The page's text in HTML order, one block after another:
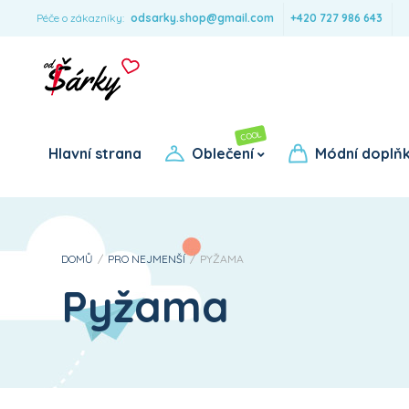
Péče o zákazníky: odsarky.shop@gmail.com +420 727 986 643
Hlavní strana Oblečení
COOL
Pro dívky Pro chlapce
Módní
DOMŮ / PRO NEJMENŠÍ / PYŽAMA
Pyžama